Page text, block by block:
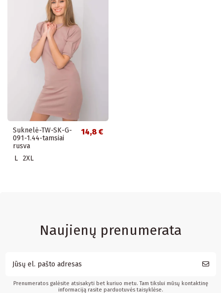
Suknelė-TW-SK-G-
091-1.44-tamsiai
rusva
14,8 €
L 2XL
Naujienų prenumerata
Prenumeratos galėsite atsisakyti bet kuriuo metu. Tam tikslui mūsų kontaktinę
informaciją rasite parduotuvės taisyklėse.